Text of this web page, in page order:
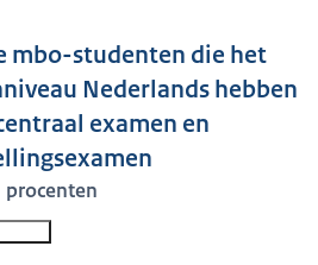
mbo-studenten die het
Nederlands hebben
examen en
procenten